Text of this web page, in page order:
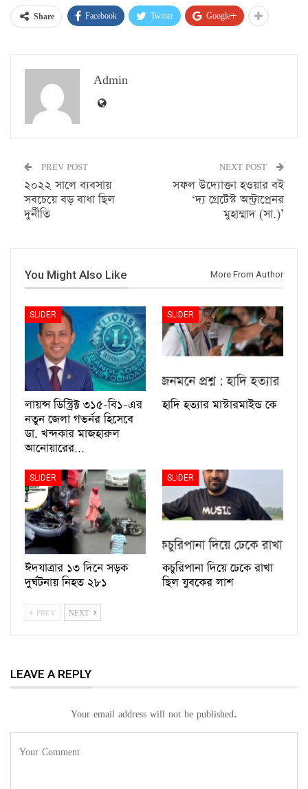
Share Facebook Twitter Google+
Admin
PREV POST
২০২২ সালে ব্যবসায়
সবচেয়ে বড় বাধা ছিল
দুর্নীতি
NEXT POST
সফল উদ্যোক্তা হওয়ার বই
‘দ্য গ্রেটেস্ট অন্ট্রাপ্রেনর
মুহাম্মাদ (সা.)’
You Might Also Like More From Author
SLIDER
লায়ন্স ডিস্ট্রিক্ট ৩১৫-বি১-এর
নতুন জেলা গভর্নর হিসেবে
ডা. খন্দকার মাজহারুল
আনোয়ারের…
SLIDER
হাদি হত্যার মাস্টারমাইন্ড কে
SLIDER
ঈদযাত্রার ১৩ দিনে সড়ক
দুর্ঘটনায় নিহত ২৮১
SLIDER
কচুরিপানা দিয়ে ঢেকে রাখা
ছিল যুবকের লাশ
PREV NEXT
LEAVE A REPLY
Your email address will not be published.